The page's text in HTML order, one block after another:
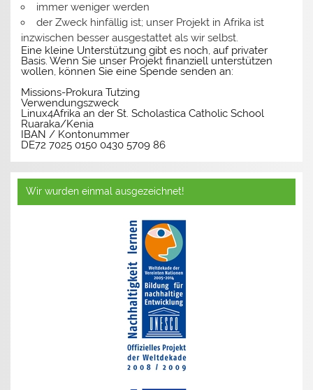
immer weniger werden
der Zweck hinfällig ist; unser Projekt in Afrika ist
inzwischen besser ausgestattet als wir selbst.
Eine kleine Unterstützung gibt es noch, auf privater
Basis. Wenn Sie unser Projekt finanziell unterstützen
wollen, können Sie eine Spende senden an:
Missions-Prokura Tutzing
Verwendungszweck
Linux4Afrika an der St. Scholastica Catholic School
Ruaraka/Kenia
IBAN / Kontonummer
DE72 7025 0150 0430 5709 86
Wir wurden einmal ausgezeichnet!